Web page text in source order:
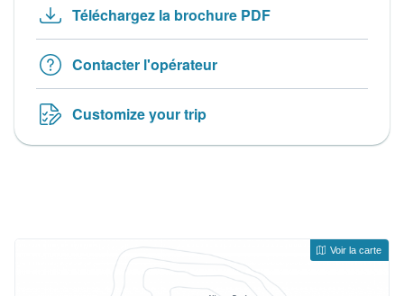
Téléchargez la brochure PDF
Contacter l'opérateur
Customize your trip
Voir la carte